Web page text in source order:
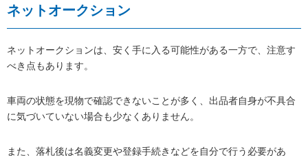
ネットオークション
ネットオークションは、安く手に入る可能性がある一方で、注意す
べき点もあります。
車両の状態を現物で確認できないことが多く、出品者自身が不具合
に気づいていない場合も少なくありません。
また、落札後は名義変更や登録手続きなどを自分で行う必要があ